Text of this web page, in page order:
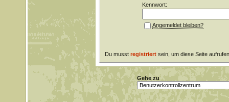
Kennwort:
Angemeldet bleiben?
Du musst registriertsein, um diese Seite
Gehe zu